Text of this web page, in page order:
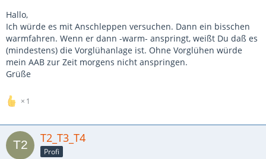
Hallo,
Ich würde es mit Anschleppen versuchen. Dann ein bisschen
warmfahren. Wenn er dann -warm- anspringt, weißt Du daß es
(mindestens) die Vorglühanlage ist. Ohne Vorglühen würde
mein AAB zur Zeit morgens nicht anspringen.
Grüße
1
T2_T3_T4
Profi